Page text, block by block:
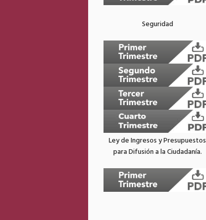
Seguridad
Ley de Ingresos y Presupuestos
para Difusión a la Ciudadanía.